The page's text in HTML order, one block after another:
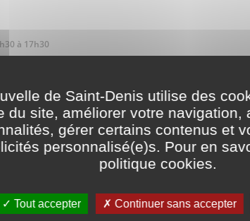
à 17h30
de 13h30 à 16h30, et les jeudis de 9h à 12h.
de Saint-Denis utilise des
du site, améliorer votre navigation,
gérer certains contenus et
personnalisé(e)s. Pour en
politique cookies.
Tout accepter Continuer sans accepter